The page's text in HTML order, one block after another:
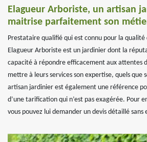
Elagueur Arboriste, un artisan
maitrise parfaitement son
Prestataire qualifié qui est connu pour la
Elagueur Arboriste est un jardinier dont la
capacité à répondre efficacement aux attentes
mettre à leurs services son expertise, quels que
artisan jardinier est également une référence
d’une tarification qui n’est pas exagérée. Pour
vous pouvez lui demander un devis détaillé sans